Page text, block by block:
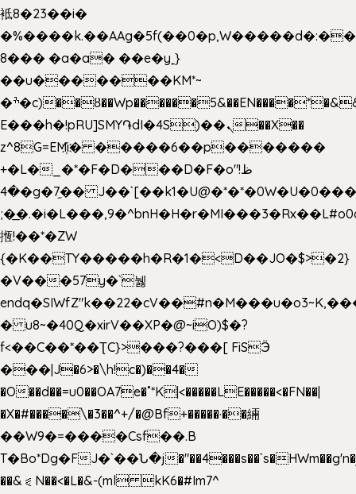
袛8�23��i�
8��� �a�a� ��e�y˿}
��u�������KM*~
�ׯ�c)��ȣ��Wp������5&��EN����*�&&6F��Le��~�P�άv����ui?
E���h�!pRU]SMY֏dI�4S)��ܢ��X��
z^8G=EM҉i� �����6��p�������
+�L�_�*�F�D���D�F�o"ظ!
�4�g�7֦�� J��`[��k1�U@�*�*�0W�U�0����_������äp�)2>�`@n����5DW˃��
揯!��*�ZW
{�K��TY�����h�R�1�<D��JO�$>�2}
�V���57y�`뉋
� u8~�40Q�xirV��XP�@~iO)$�?
f<��C��*��ƮC}>���?���[ FiSӬ
���|J�6>�\h!c�)��4�
�O��d��=u0��OA7e�˚*K|<�����LE�����<�FN��|
�X�#����\�3��^+/�@Bf+�����·��緉
��W9�=����Csf��.B
T�Bo*Dg�FJ�`��Ն�j�"��4���s��`s�HWm��g'n�ږ�Ht�!
��&⪗N��<�L�&-(ml kK6�#Im7^